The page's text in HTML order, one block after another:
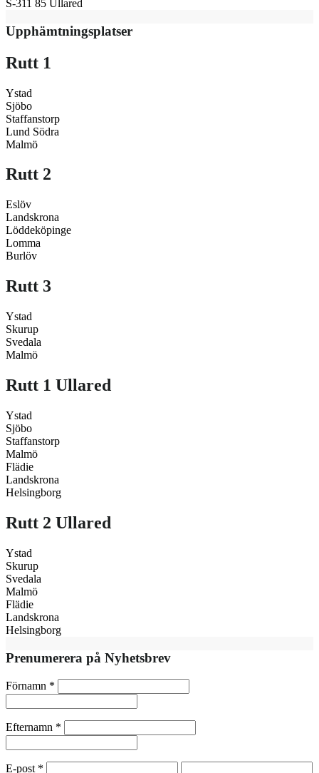
S-311 85 Ullared
Upphämtningsplatser
Rutt 1
Ystad
Sjöbo
Staffanstorp
Lund Södra
Malmö
Rutt 2
Eslöv
Landskrona
Löddeköpinge
Lomma
Burlöv
Rutt 3
Ystad
Skurup
Svedala
Malmö
Rutt 1 Ullared
Ystad
Sjöbo
Staffanstorp
Malmö
Flädie
Landskrona
Helsingborg
Rutt 2 Ullared
Ystad
Skurup
Svedala
Malmö
Flädie
Landskrona
Helsingborg
Prenumerera på Nyhetsbrev
Förnamn *
Efternamn *
E-post *